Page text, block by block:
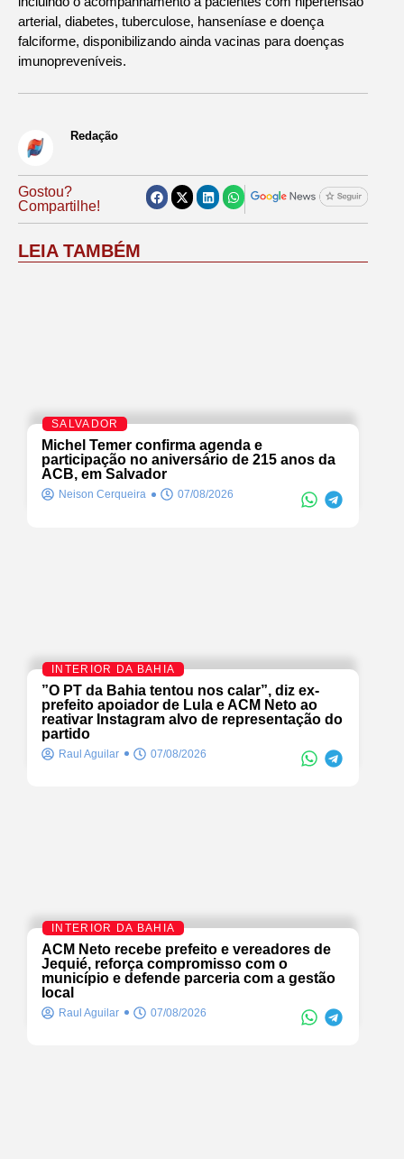
arterial, diabetes, tuberculose, hanseníase e doença
falciforme, disponibilizando ainda vacinas para doenças
imunopreveníveis.
Redação
Gostou?
Compartilhe!
LEIA TAMBÉM
SALVADOR
Michel Temer confirma agenda e
participação no aniversário de 215 anos da
ACB, em Salvador
Neison Cerqueira 07/08/2026
INTERIOR DA BAHIA
”O PT da Bahia tentou nos calar”, diz ex-
prefeito apoiador de Lula e ACM Neto ao
reativar Instagram alvo de representação do
partido
Raul Aguilar 07/08/2026
INTERIOR DA BAHIA
ACM Neto recebe prefeito e vereadores de
Jequié, reforça compromisso com o
município e defende parceria com a gestão
local
Raul Aguilar 07/08/2026